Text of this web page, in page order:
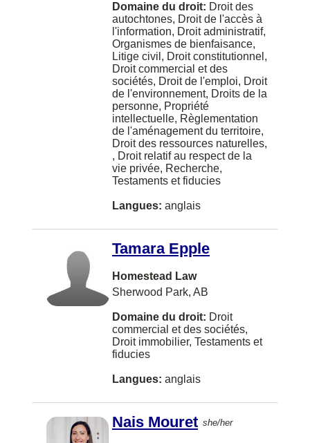
Invermere
Island View
Jia 14 Jianguomenwai Ave
KITCHENER
Kapuskasing
Kitimat
LOCKPORT
LaSalle
Labrador City
Lakeshore
MARKHAM
Domaine du droit: Droit des
autochtones, Droit de l'accès à
l'information, Droit administratif,
Organismes de bienfaisance,
Litige civil, Droit constitutionnel,
Droit commercial et des
sociétés, Droit de l'emploi, Droit
de l'environnement, Droits de la
personne, Propriété
intellectuelle, Règlementation
de l'aménagement du territoire,
Droit des ressources naturelles,
, Droit relatif au respect de la
vie privée, Recherche,
Testaments et fiducies
Langues: anglais
Tamara Epple
Homestead Law
Sherwood Park, AB
Domaine du droit: Droit
commercial et des sociétés,
Droit immobilier, Testaments et
fiducies
Langues: anglais
Nais Mouret she/her